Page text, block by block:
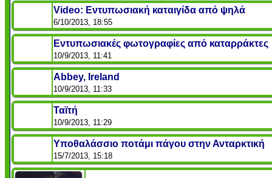
Video: Εντυπωσιακή καταιγίδα από ψηλά
6/10/2013, 18:55
Εντυπωσιακές φωτογραφίες από καταρράκτες
10/9/2013, 11:41
Abbey, Ireland
10/9/2013, 11:33
Ταϊτή
10/9/2013, 11:29
Υποθαλάσσιο ποτάμι πάγου στην Ανταρκτική
15/7/2013, 15:18